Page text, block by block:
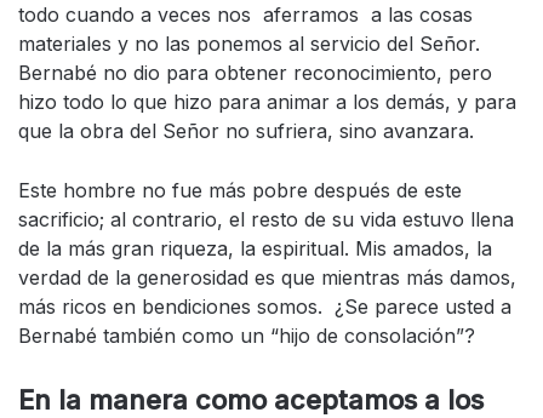
todo cuando a veces nos aferramos a las cosas
materiales y no las ponemos al servicio del Señor.
Bernabé no dio para obtener reconocimiento, pero
hizo todo lo que hizo para animar a los demás, y para
que la obra del Señor no sufriera, sino avanzara.
Este hombre no fue más pobre después de este
sacrificio; al contrario, el resto de su vida estuvo llena
de la más gran riqueza, la espiritual. Mis amados, la
verdad de la generosidad es que mientras más damos,
más ricos en bendiciones somos. ¿Se parece usted a
Bernabé también como un “hijo de consolación”?
En la manera como aceptamos a los